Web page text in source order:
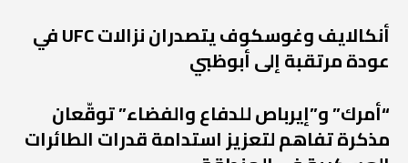
أنكالايف وغوسكوف يتصدران نزالات UFC في
عودة مرتقبة إلى أبوظبي
“أمرك” و”إيرباص للدفاع والفضاء” توقّعان
مذكرة تفاهم لتعزيز استدامة قدرات الطائرات